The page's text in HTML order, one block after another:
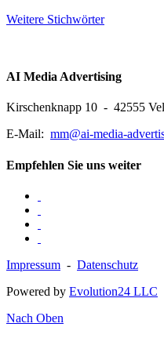
Weitere Stichwörter
AI Media Advertising
Kirschenknapp 10 - 42555
E-Mail: mm@ai-media-
Empfehlen Sie uns weiter
Impressum - Datenschutz
Powered by Evolution24 LLC
Nach Oben